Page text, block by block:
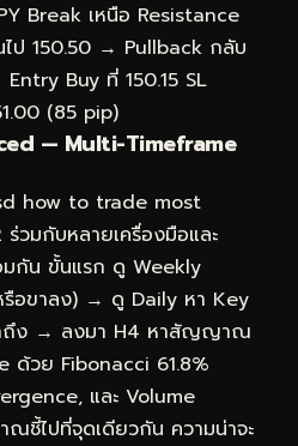
Break เหนือ Resistance
ป 150.50 → Pullback กลับ
Buy ที่ 150.15 SL
(85 pip)
— Multi-Timeframe
how to trade most
มกับหลายเครื่องมือและ
กัน ขั้นแรก ดู Weekly
อขาลง) → ดู Daily หา Key
าถึง → ลงมา H4 หาสัญญาณ
ด้วย Fibonacci 61.8%
และ Volume
ชี้ไปที่จุดเดียวกัน ความน่าจะ